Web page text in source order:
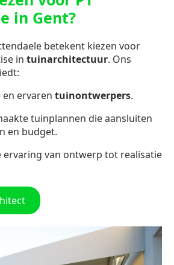
in Gent?
betekent kiezen voor
in tuinarchitectuur. Ons
ervaren tuinontwerpers.
tuinplannen die aansluiten
en budget.
ervaring van ontwerp tot realisatie